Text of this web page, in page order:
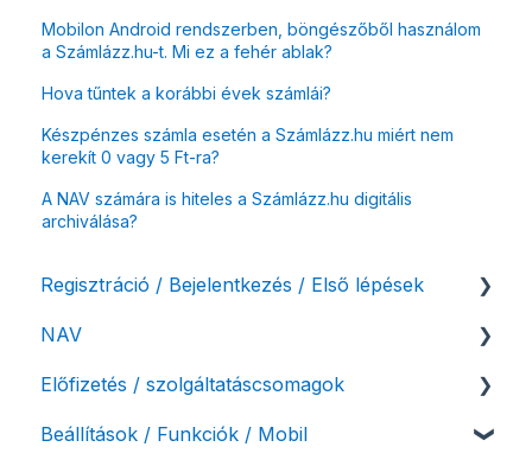
Mobilon Android rendszerben, böngészőből használom
a Számlázz.hu-t. Mi ez a fehér ablak?
Hova tűntek a korábbi évek számlái?
Készpénzes számla esetén a Számlázz.hu miért nem
kerekít 0 vagy 5 Ft-ra?
A NAV számára is hiteles a Számlázz.hu digitális
archiválása?
Regisztráció / Bejelentkezés / Első lépések
Felhasználó beállításai
Számlázási fiók kezdő beállításai, első lépések
NAV
NAV online adatszolgáltatás
Adóhatósági ellenőrzés adatszolgáltatás
Előfizetés / szolgáltatáscsomagok
Szolgáltatáscsomag kiválasztása
Beállítások / Funkciók / Mobil